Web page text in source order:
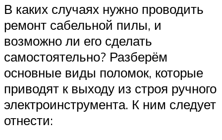
В каких случаях нужно проводить
ремонт сабельной пилы, и
возможно ли его сделать
самостоятельно? Разберём
основные виды поломок, которые
приводят к выходу из строя ручного
электроинструмента. К ним следует
отнести: